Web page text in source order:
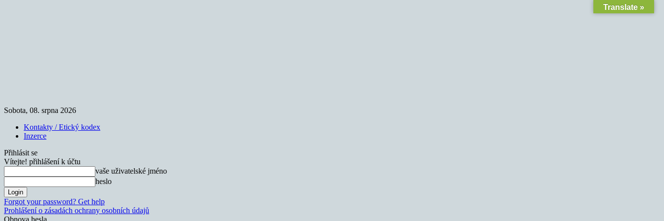
Sobota, 08. srpna 2026
Kontakty / Etický kodex
Inzerce
Přihlásit se
Vítejte! přihlášení k účtu
vaše uživatelské jméno
heslo
Forgot your password? Get help
Prohlášení o zásadách ochrany osobních údajů
Obnova hesla
Translate »